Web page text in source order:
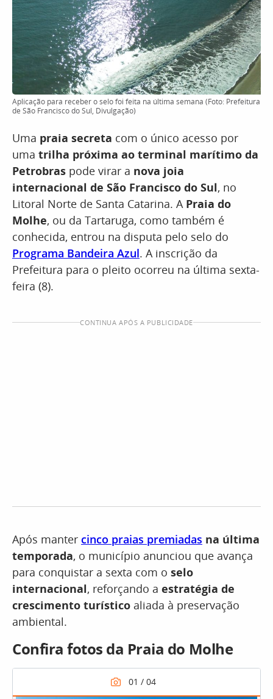
Aplicação para receber o selo foi feita na última semana (Foto: Prefeitura
de São Francisco do Sul, Divulgação)
Uma praia secreta com o único acesso por
uma trilha próxima ao terminal marítimo da
Petrobras pode virar a nova joia
internacional de São Francisco do Sul, no
Litoral Norte de Santa Catarina. A Praia do
Molhe, ou da Tartaruga, como também é
conhecida, entrou na disputa pelo selo do
Programa Bandeira Azul. A inscrição da
Prefeitura para o pleito ocorreu na última sexta-
feira (8).
CONTINUA APÓS A PUBLICIDADE
Após manter cinco praias premiadas na última
temporada, o município anunciou que avança
para conquistar a sexta com o selo
internacional, reforçando a estratégia de
crescimento turístico aliada à preservação
ambiental.
Confira fotos da Praia do Molhe